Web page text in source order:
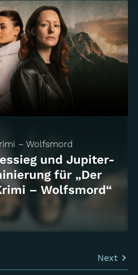
– Wolfsmord
und Jupiter-
für „Der
– Wolfsmord“
Next